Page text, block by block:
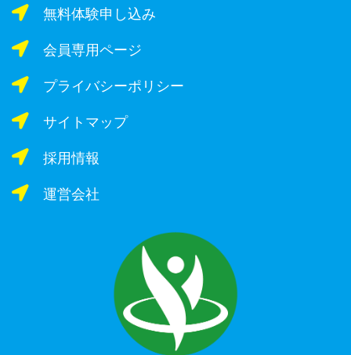
無料体験申し込み
会員専用ページ
プライバシーポリシー
サイトマップ
採用情報
運営会社